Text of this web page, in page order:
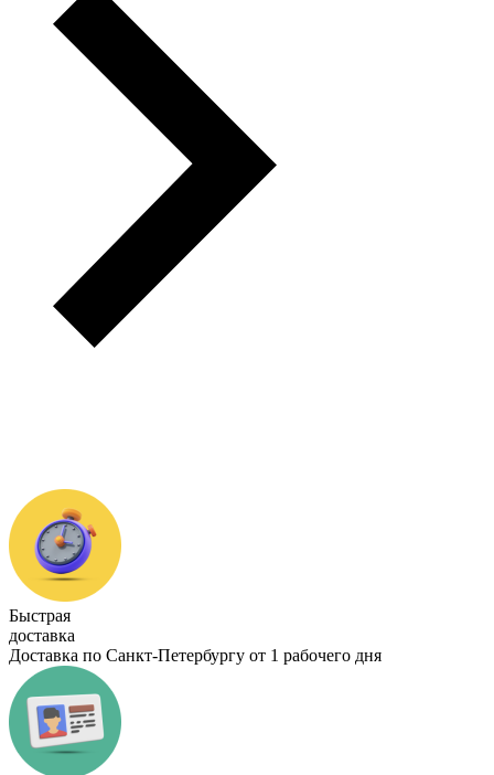
Быстрая
доставка
Доставка по Санкт-Петербургу от 1 рабочего дня